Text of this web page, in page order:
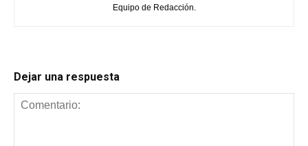
Equipo de Redacción.
Dejar una respuesta